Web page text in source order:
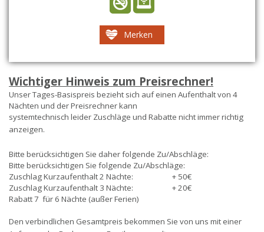
Merken
Wichtiger Hinweis zum Preisrechner!
Unser Tages-Basispreis bezieht sich auf einen Aufenthalt von 4
Nächten und der Preisrechner kann
systemtechnisch leider Zuschläge und Rabatte nicht immer richtig
anzeigen.
Bitte berücksichtigen Sie daher folgende Zu/Abschläge:
Bitte berücksichtigen Sie folgende Zu/Abschläge:
Zuschlag Kurzaufenthalt 2 Nächte:
+ 50€
Zuschlag Kurzaufenthalt 3 Nächte:
+ 20€
Rabatt 7 für 6 Nächte (außer Ferien)
Den verbindlichen Gesamtpreis bekommen Sie von uns mit einer